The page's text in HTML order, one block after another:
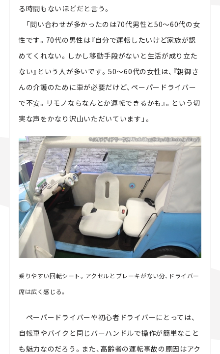
る時間もないほどだと言う。
「問い合わせが多かったのは70代男性と50～60代の女
性です。70代の男性は『自分で運転したいけど家族が認
めてくれない。しかし移動手段がないと生活が成り立た
ない』という人が多いです。50～60代の女性は、『親御さ
んの介護のために車が必要だけど、ペーパードライバー
で不安。リモノならなんとか運転できるかも』。という切
実な声をかなり沢山いただいています」。
乗りやすい回転シート。アクセルとブレーキがない分、ドライバー
席は広く感じる。
ペーパードライバーや初心者ドライバーにとっては、
自転車やバイクと同じバーハンドルで操作が簡単なこと
も魅力なのだろう。また、高齢者の運転事故の原因はアク